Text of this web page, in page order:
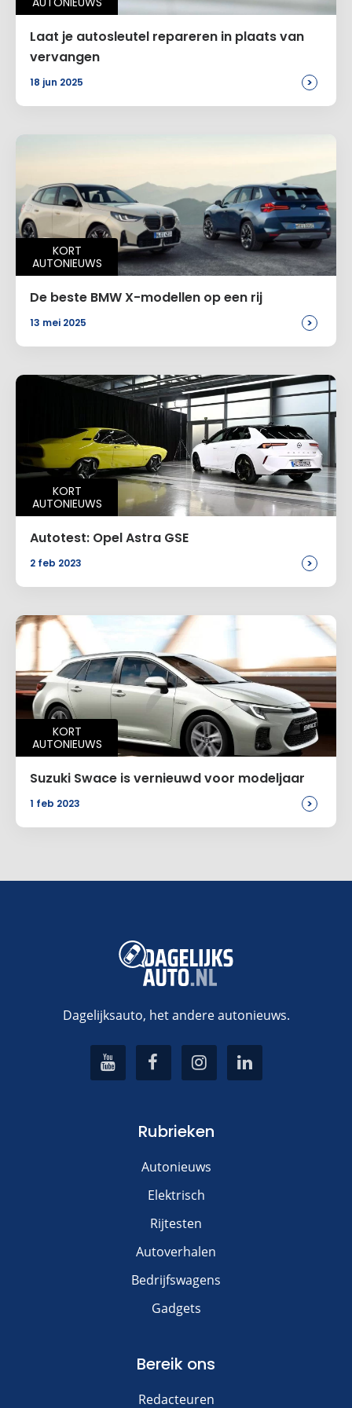
Laat je autosleutel repareren in plaats van
vervangen
18 jun 2025 >
KORT
AUTONIEUWS
De beste BMW X-modellen op een rij
13 mei 2025 >
KORT
AUTONIEUWS
Autotest: Opel Astra GSE
2 feb 2023 >
KORT
AUTONIEUWS
Suzuki Swace is vernieuwd voor modeljaar
1 feb 2023 >
Dagelijksauto, het andere autonieuws.
Rubrieken
Autonieuws
Elektrisch
Rijtesten
Autoverhalen
Bedrijfswagens
Gadgets
Bereik ons
Redacteuren